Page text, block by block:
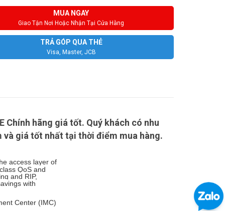
MUA NGAY
Giao Tận Nơi Hoặc Nhận Tại Cửa Hàng
TRẢ GÓP QUA THẺ
Visa, Master, JCB
Chính hãng giá tốt. Quý khách có nhu
và giá tốt nhất tại thời điểm mua hàng.
access layer of
QoS and
and RIP,
with
Center (IMC)